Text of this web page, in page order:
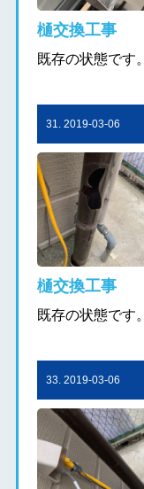
樋交換工事
既存の状態です。
31. 2019-03-06
樋交換工事
既存の状態です。
33. 2019-03-06